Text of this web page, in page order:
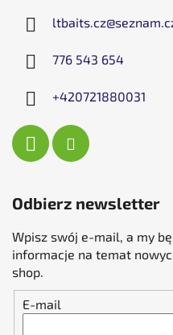
ltbaits.cz@
776 543 654
+420721880031
Odbierz newsletter
Wpisz swój e-mail, a my
informacje na temat
shop.
E-mail